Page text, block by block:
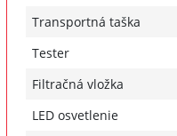
Transportná taška
Tester
Filtračná vložka
LED osvetlenie